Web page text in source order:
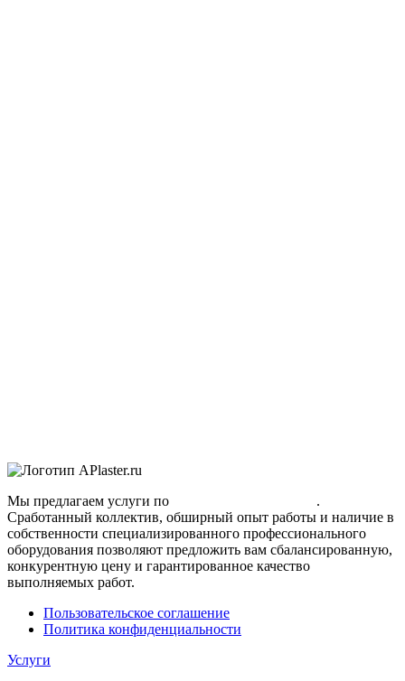
Мы предлагаем услуги по
.
Сработанный коллектив, обширный опыт работы и наличие в
собственности специализированного профессионального
оборудования позволяют предложить вам сбалансированную,
конкурентную цену и гарантированное качество
выполняемых работ.
Пользовательское соглашение
Политика конфиденциальности
Услуги